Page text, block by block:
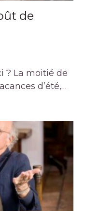
de
? La moitié de
d’été,…